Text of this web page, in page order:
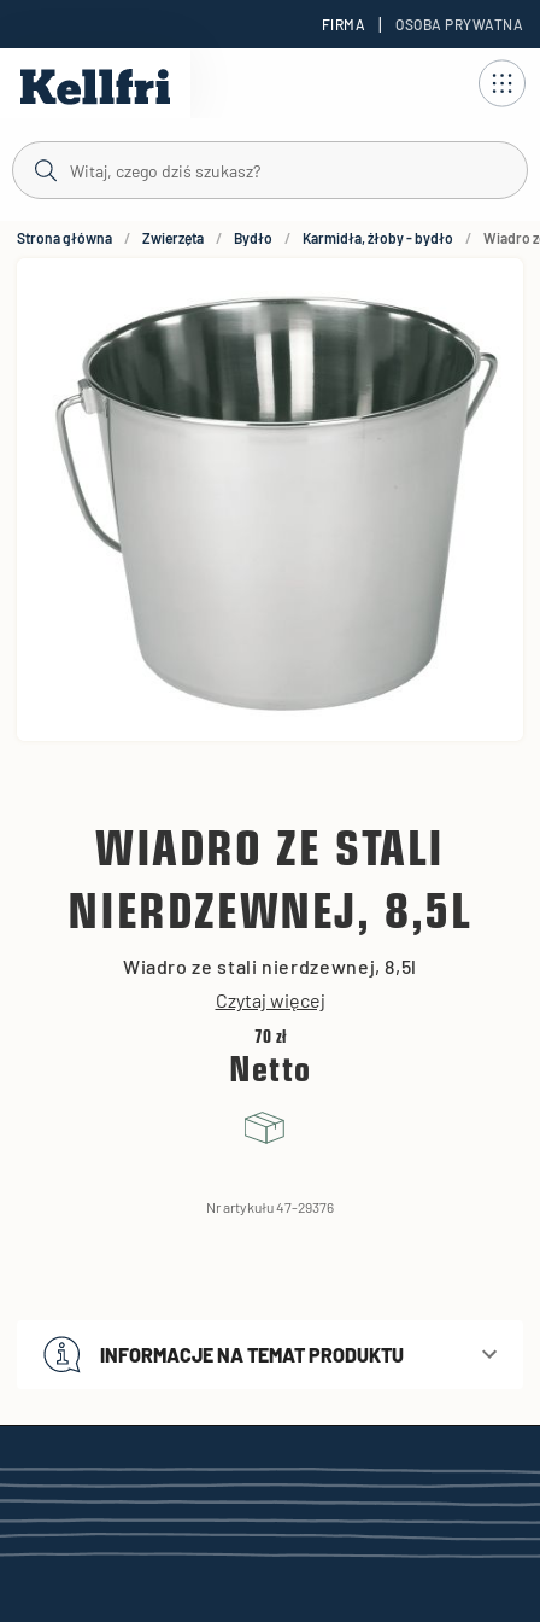
FIRMA | OSOBA PRYWATNA
Strona główna Zwierzęta Bydło Karmidła, żłoby - bydło Wiadro
WIADRO ZE STALI
NIERDZEWNEJ, 8,5L
Wiadro ze stali nierdzewnej, 8,5l
Czytaj więcej
70 zł
Netto
Nr artykułu 47-29376
INFORMACJE NA TEMAT PRODUKTU